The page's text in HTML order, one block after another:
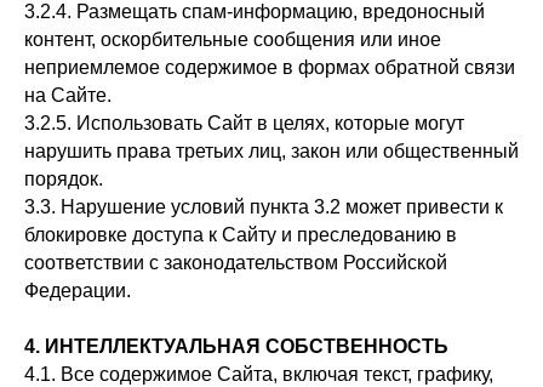
3.2.4. Размещать спам-информацию, вредоносный
контент, оскорбительные сообщения или иное
неприемлемое содержимое в формах обратной связи
на Сайте.
3.2.5. Использовать Сайт в целях, которые могут
нарушить права третьих лиц, закон или общественный
порядок.
3.3. Нарушение условий пункта 3.2 может привести к
блокировке доступа к Сайту и преследованию в
соответствии с законодательством Российской
Федерации.
4. ИНТЕЛЛЕКТУАЛЬНАЯ СОБСТВЕННОСТЬ
4.1. Все содержимое Сайта, включая текст, графику,